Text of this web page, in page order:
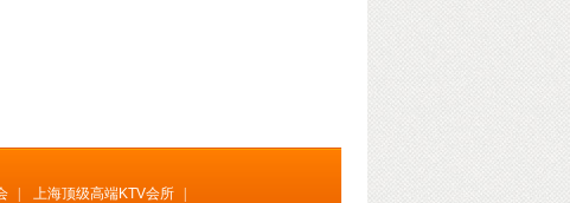
上海顶级高端KTV会所